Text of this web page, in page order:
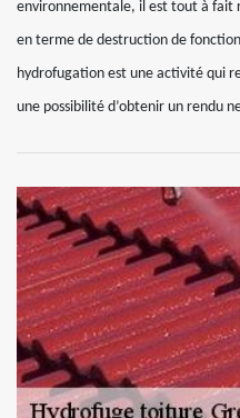
environnementale, il est tout à fait
en terme de destruction de
hydrofugation est une activité qui
une possibilité d’obtenir un rendu